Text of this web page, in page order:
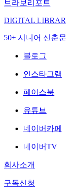
브라보리포트
DIGITAL
50+ 시니어 신춘문
블로그
인스타그램
페이스북
유튜브
네이버카페
네이버TV
회사소개
구독신청